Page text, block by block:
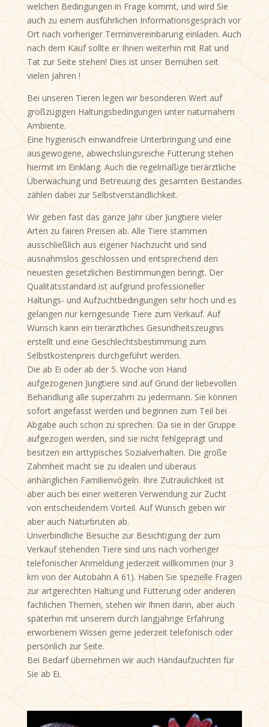
welchen Bedingungen in Frage kommt, und wird Sie
auch zu einem ausführlichen Informationsgespräch vor
Ort nach vorheriger Terminvereinbarung einladen. Auch
nach dem Kauf sollte er Ihnen weiterhin mit Rat und
Tat zur Seite stehen! Dies ist unser Bemühen seit
vielen Jahren !
Bei unseren Tieren legen wir besonderen Wert auf
großzügigen Haltungsbedingungen unter naturnahem
Ambiente.
Eine hygienisch einwandfreie Unterbringung und eine
ausgewogene, abwechslungsreiche Fütterung stehen
hiermit im Einklang. Auch die regelmäßige tierärztliche
Überwachung und Betreuung des gesamten Bestandes
zählen dabei zur Selbstverständlichkeit.
Wir geben fast das ganze Jahr über Jungtiere vieler
Arten zu fairen Preisen ab. Alle Tiere stammen
ausschließlich aus eigener Nachzucht und sind
ausnahmslos geschlossen und entsprechend den
neuesten gesetzlichen Bestimmungen beringt. Der
Qualitätsstandard ist aufgrund professioneller
Haltungs- und Aufzuchtbedingungen sehr hoch und es
gelangen nur kerngesunde Tiere zum Verkauf. Auf
Wunsch kann ein tierärztliches Gesundheitszeugnis
erstellt und eine Geschlechtsbestimmung zum
Selbstkostenpreis durchgeführt werden.
Die ab Ei oder ab der 5. Woche von Hand
aufgezogenen Jungtiere sind auf Grund der liebevollen
Behandlung alle superzahm zu jedermann. Sie können
sofort angefasst werden und beginnen zum Teil bei
Abgabe auch schon zu sprechen. Da sie in der Gruppe
aufgezogen werden, sind sie nicht fehlgeprägt und
besitzen ein arttypisches Sozialverhalten. Die große
Zahmheit macht sie zu idealen und überaus
anhänglichen Familienvögeln. Ihre Zutraulichkeit ist
aber auch bei einer weiteren Verwendung zur Zucht
von entscheidendem Vorteil. Auf Wunsch geben wir
aber auch Naturbruten ab.
Unverbindliche Besuche zur Besichtigung der zum
Verkauf stehenden Tiere sind uns nach vorheriger
telefonischer Anmeldung jederzeit willkommen (nur 3
km von der Autobahn A 61). Haben Sie spezielle Fragen
zur artgerechten Haltung und Fütterung oder anderen
fachlichen Themen, stehen wir Ihnen dann, aber auch
späterhin mit unserem durch langjährige Erfahrung
erworbenem Wissen gerne jederzeit telefonisch oder
persönlich zur Seite.
Bei Bedarf übernehmen wir auch Handaufzuchten für
Sie ab Ei.